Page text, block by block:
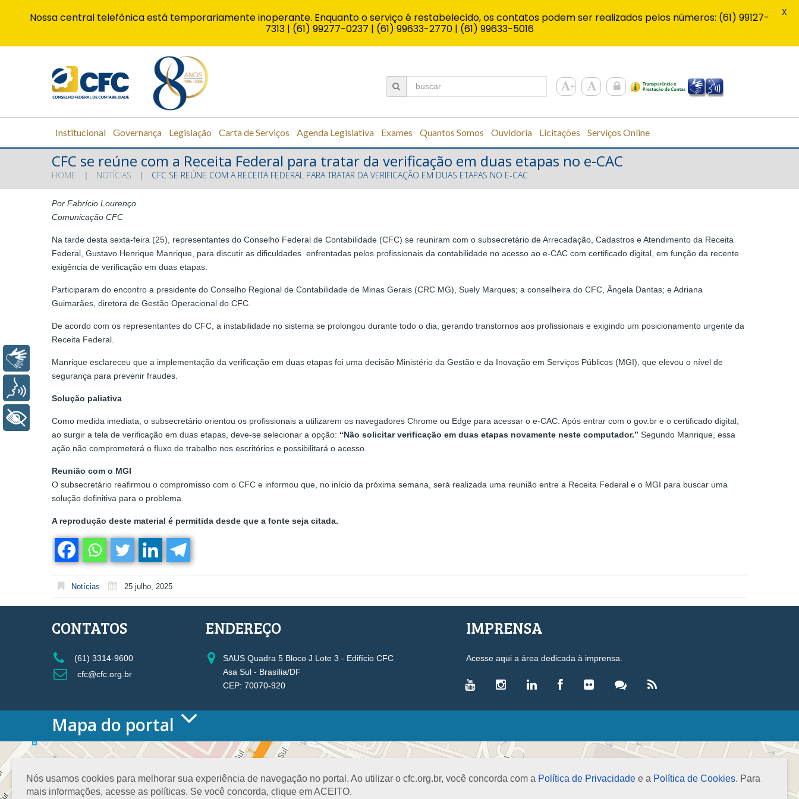
Institucional Governança Legislação Carta de Serviços Agenda Legislativa Exames Quantos Somos Ouvidoria Licitações Serviços Online
CFC se reúne com a Receita Federal para tratar da verificação em duas etapas no e-CAC
HOME NOTÍCIAS CFC SE REÚNE COM A RECEITA FEDERAL PARA TRATAR DA VERIFICAÇÃO EM DUAS ETAPAS NO E-CAC
Por Fabrício Lourenço
Comunicação CFC
Na tarde desta sexta-feira (25), representantes do Conselho Federal de Contabilidade (CFC) se reuniram com o subsecretário de Arrecadação, Cadastros e Atendimento da Receita
Federal, Gustavo Henrique Manrique, para discutir as dificuldades enfrentadas pelos profissionais da contabilidade no acesso ao e-CAC com certificado digital, em função da recente
exigência de verificação em duas etapas.
Participaram do encontro a presidente do Conselho Regional de Contabilidade de Minas Gerais (CRC MG), Suely Marques; a conselheira do CFC, Ângela Dantas; e Adriana
Guimarães, diretora de Gestão Operacional do CFC.
De acordo com os representantes do CFC, a instabilidade no sistema se prolongou durante todo o dia, gerando transtornos aos profissionais e exigindo um posicionamento urgente da
Receita Federal.
Manrique esclareceu que a implementação da verificação em duas etapas foi uma decisão Ministério da Gestão e da Inovação em Serviços Públicos (MGI), que elevou o nível de
segurança para prevenir fraudes.
Solução paliativa
Como medida imediata, o subsecretário orientou os profissionais a utilizarem os navegadores Chrome ou Edge para acessar o e-CAC. Após entrar com o gov.br e o certificado digital,
ao surgir a tela de verificação em duas etapas, deve-se selecionar a opção: “Não solicitar verificação em duas etapas novamente neste computador.” Segundo Manrique, essa
ação não comprometerá o fluxo de trabalho nos escritórios e possibilitará o acesso.
Reunião com o MGI
O subsecretário reafirmou o compromisso com o CFC e informou que, no início da próxima semana, será realizada uma reunião entre a Receita Federal e o MGI para buscar uma
solução definitiva para o problema.
A reprodução deste material é permitida desde que a fonte seja citada.
Notícias 25 julho, 2025
Nós usamos cookies para melhorar sua experiência de navegação no portal. Ao utilizar o cfc.org.br, você concorda com a Política de Privacidade e a Política de Cookies. Para
mais informações, acesse as políticas. Se você concorda, clique em ACEITO.
CONTATOS
(61) 3314-9600
cfc@cfc.org.br
ENDEREÇO
SAUS Quadra 5 Bloco J Lote 3 - Edifício CFC
Asa Sul - Brasília/DF
CEP: 70070-920
IMPRENSA
Acesse aqui a área dedicada à imprensa.
Mapa do portal
HOME
O CONSELHO
Conselho Diretor
Nossa Sede
VICE-PRESIDÊNCIAS
Administrativa
Controle Interno
Desenvolvimento Profissional
LEGISLAÇÃO
Leis
Decretos-Lei
Nossa central telefônica está temporariamente inoperante. Enquanto o serviço é restabelecido, os contatos podem ser realizados pelos números: (61) 99127-
7313 | (61) 99277-0237 | (61) 99633-2770 | (61) 99633-5016
X
Libras
+ Acessibilidade